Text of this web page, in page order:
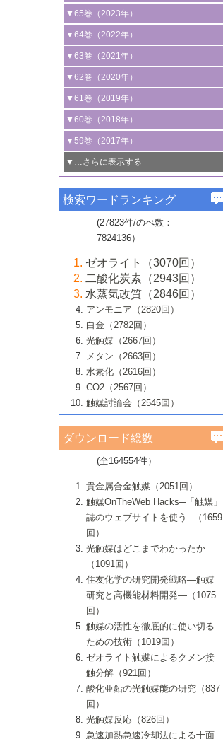
触媒開発
3号 有機分子変換やCO 資源化のための
光触媒に関する最近の研究
B号 第137回触媒討論会（2026年）
ーンケミカル製造
2号 水素製造のための水分解技術に関す
る最近の研究
3号 オレフィン系樹脂の精密合成に関す
る最新技術
4号 アルコール類の効率的変換を実現す
る非貴金属触媒の研究動向
5号 ゼオライトの合成と応用における研
究動向
6号 ヘテロ接合界面
B号 第135回触媒討論会（2025年）
1号 低次元ナノ構造を有する触媒材料
2号 規制反応場を活用した固体触媒研究
の新展開
3号 未踏分子変換を目指した酸化触媒プ
ロセスの最前線
4号 シンクロトロン放射光および中性子
線を利用した触媒解析技術の最先端
5号 単原子触媒
6号 参照触媒委員会からのお知らせ
B号 第133回触媒討論会（2023年）
▼65巻（2023年）
1号 炭素が関わる触媒機能
2号 プラスチックケミカルリサイクルの
ための触媒技術
3号 非酸化物系金属化合物を基盤とした
触媒材料の開発
4号 格子酸素・格子酸素欠陥を利用した
触媒反応
5号 生体触媒によるエネルギー変換反応
6号 窒素とリンの循環のための触媒・機
能性材料
▼64巻（2022年）
1号 合成ガス製造とCOを用いるケミカル
ズ合成の最新動向
2号 化学品合成のための合金触媒開発
3号 CO の排出削減および有効活用のた
めの触媒技術
4号 若手による情報発信企画～とびたて
若き触媒の研究者たち～（1）
若き触媒の研究者たち～（2）
6号 石油のノーブル・ユースを志向した
触媒技術
大学：オンライン・対面開催）
▼63巻（2021年）
1号 金触媒の新展開
2号 ペロブスカイト
3号 特殊反応場を利用した触媒的分子変
換反応
4号 多孔質材料を用いた触媒の新展開
5号 情報学的手法を用いた触媒開発
6号 カーボンニュートラルに向けた電解
技術
B号 第127回触媒討論会（2021年・オン
ライン開催(Zoom)のみ）
▼62巻（2020年）
1号 触媒設計を拓く欠陥構造のキャラク
タリゼーション
2号 機能化学品製造に資するクリーンな
触媒的酸化反応
3号 水処理のための触媒化学
4号 光触媒を用いた水分解の最新の研究
動向
5号 次世代の触媒プロセスを支えるマイ
6号 メタン転換技術の最新動向
B号 第125回触媒討論会（2020年・工学
院大学）
▼61巻（2019年）
1号 物質移動制御に着目した触媒プロセ
ス開発
2号 CO2 フリー水素サプライチェーンに
関わる触媒開発動向
3号 精密高分子合成に関する最近の研究
動向
4号 バイオマス化成品製造のための触媒
5号 固体触媒による含窒素有機化合物変
換の最前線
6号 貴金属使用量低減に向けた自動車排
ガス浄化触媒の開発
B号 第123回触媒討論会（2019年・大阪
▼60巻（2018年）
1号 固体酸触媒の最新の研究動向
2号 二酸化炭素からの有用化学品合成
3号 ナノ粒子・クラスター触媒の最前線
4号 60周年記念企画
5号 進化するゼオライト合成技術
6号 非貴金属系触媒における電気化学的
B号 第121回触媒討論会（2018年・東京
大学）
▼59巻（2017年）
1号 いたるところに，触媒
最先端技術
3号 無機分離膜材料の開発と触媒反応プ
ロセスへの適用
5号 水素のふるまいを解き明かす最先端
研究
6号 低級アルカンの有効利用のための触
媒技術
B号 第119回触媒討論会（2017年・首都
大学東京）
▼…さらに表示する
1号 ユニークな構造の高分子を生み出す触
2号 リグニンからの化成品製造に向けた触
媒技術
3号 触媒研究の最先端～とびたて若き研究
者たち～（1）
4号 触媒研究の最先端～とびたて若き研究
者たち～（2）
5号 触媒研究の最先端～とびたて若き研究
者たち～（3）
6号 イオニクス材料と燃料電池・電解合成
の最新の研究動向
B号 第117回触媒討論会（2016年・大阪府
立大学）
▼57巻（2015年）
1号 水素キャリアにかかわる触媒技術の新
2号 石油精製用触媒の最近の進展
3号 固体酸化物形燃料電池（SOFC）におけ
るアノード触媒上での燃料直接改質技術
4号 コアシェル構造の制御による触媒機能
5号 工業触媒およびその周辺技術の最近の
進歩
6号 ナノシート
B号 第115回触媒討論会（2015年・成蹊大
▼56巻（2014年）
2号 光触媒反応機構に関する最新の研究動
向
開発動向
4号 人工光合成に向けた近年のアプローチ
5号 未利用熱エネルギーの有効活用に貢献
する触媒技術
6号 ポリオキソメタレート
B号 第113回触媒討論会（2014年・ロワジ
ールホテル豊橋）
1号 高耐久性燃料電池システム用触媒にお
ける新展開
2号 リビングラジカル重合の最近の動向
3号 天然ガスの化学工業的展開に関する触
媒技術
4号 貴金属触媒の精密構造制御とその活用
5号 バイオマス化成品製造のための固体触
6号 ナノ空間─吸着状態解析から新機能開拓
B号 第111回触媒討論会（2013年・関西大
▼54巻（2012年）
1号 規則性多孔体の利用技術における最近
の進歩
2号 第109回触媒討論会
3号 貴金属低減技術の最新動向
4号 貴金属代替技術の最新動向
5号 光触媒による物質変換反応の新展開
6号 グラフェン
7号 水素を利用する化成品合成の新潮流
▼53巻（2011年）
1号 金属学から見る合金触媒の新展開
2号 第107回触媒討論会
3号 触媒のその場観察法の進歩（１）
4号 触媒のその場観察法の進歩（２）
5号 不活性結合の触媒的活性化による有機
合成
6号 新しい固体酸触媒技術
7号 ゼオライト合成における最近の進歩
▼52巻（2010年）
1号 触媒の劣化対策と長寿命触媒開発
2号 第105回触媒討論会
3号 ナノ構造が拓く新機能
4号 活性サイトおよびその環境の精密な設
計による触媒の高機能化
5号 触媒を有効に使うための技術
7号 有機分子触媒による精密有機合成
8号 高機能化ポリオレフィンに向けた重合
触媒の最近の進展
1号 炭素材料－熱い注目を集める材料－
2号 第103回触媒討論会
3号 環境浄化用光触媒の現状と課題
4号 水素社会の実現に向けた水素製造・貯
蔵技術の進歩
5号 CO2が関わる触媒・材料
7号 持続可能社会実現のための触媒および
触媒関連技術
▼50巻（2008年）
1号 触媒化学と学会のこの10年，半世紀，
そして未来
2号 第101回触媒討論会
4号 錯体を利用したユニークな表面構造の
構築と機能
5号 若手会員による触媒研究の未来展望1：
企業編
6号 第102回触媒討論会
7号 触媒・化学反応における計算化学の進
8号 若手研究者による触媒研究の未来展望
2：大学・研究所編
▼49巻（2007年）
1号 含フッ素化合物の合成と触媒
2号 第99回触媒討論会
3号 実用的ファインケミカル合成プロセス
を実現する触媒
5号 こんな物質，あんな物質―新たな触媒
の可能性―
7号 『結晶の化学』を活かした触媒研究
8号 イオン液体の応用
▼48巻（2006年）
1号 固体酸触媒の最近の進歩
2号 第97回触媒討論会
3号 リビング重合触媒の最近の展開
5号 水素製造・貯蔵のための触媒技術の新
しい展開
6号 第98回触媒討論会
7号 基礎化学品製造の触媒技術
8号 多機能型リアクター
1号 最近の触媒担体とその効果
2号 第95回触媒討論会
4号 水分解用光触媒材料
5号 時間分解分光の進歩と応用
6号 第96回触媒討論会
8号 超臨界流体を用いた化学プロセスの新
▼46巻（2004年）
1号 部分酸化反応触媒の最前線
2号 第93回触媒討論会
3号 特殊エネルギー場の触媒反応
4号 生体内における金属の触媒作用
5号 ファインケミカルズの展開に寄与する
6号 第94回触媒討論会
7号 サブナノレベルでみた新しい表面現象
8号 オレフィン重合触媒の新たな展
▼45巻（2003年）
1号 なぜこの触媒が良いのか？
2号 第91回触媒討論会
3号 最近の自動車排ガス処理技術
4号 触媒研究の現状と将来─第90回触媒討論
5号 基礎化学品製造の触媒技術
6号 第92回触媒討論会
7号 基礎化学品製造の触媒技術
8号 資源の循環と触媒技術
▼44巻（2002年）
1号 高次制御された触媒の化学
2号 第89回触媒討論会
3号 触媒を利用した電気化学の新展開
4号 ナノ材料の調製と機能化
5号 こんな触媒が欲しい
6号 第90回触媒討論会
7号 触媒研究と学術雑誌/情報
8号 若い世代からみた触媒化学の現状と未
▼43巻（2001年）
1号 グリーンケミストリーと触媒
2号 第87回触媒討論会特集号
3号 生体触媒とバイオプロセス
4号 水素製造・利用の触媒化学
5号 触媒研究における新しい切り口：コン
ビナトリアルケミストリー
6号 第88回触媒討論会特集号
7号 企業における触媒研究のブレークスル
8号 この材料を触媒として使ってみません
▼42巻（2000年）
1号 触媒反応工学の明日を拓く
2号 第85回触媒討論会
3号 反応ダイナミクス
5号 触媒のおもしろさをどのように伝える
6号 第86回触媒討論会
7号 水素化精製触媒の新しい展開
8号 新しい反応性と機能性を目指した金属
クラスタ-化学
▼41巻（1999年）
1号 孔、穴、あな?-特異な空間とその利用-
2号 第83回触媒討論会
3号 均一系触媒反応最前線
4号 実用炭素材料の新展開
5号 研究の方法論を考える
7号 機能性金属材料と触媒
8号 触媒研究へのNMRの応用と展望
▼40巻（1998年）
進展と21世紀への提言/創立40周年記念・触
媒学会この10年の歩みとこれから/創立40周
2号 第81回触媒討論会
3号 計算機触媒化学へのさそい
4号 触媒劣化の制御と予測
5号 最新の実用プロセスと触媒
6号 第82回触媒討論会
1号 均一系と不均一系触媒反応-その特徴と
接点
2号 第79回触媒討論会
3号 最新NO除去触媒の実用化研究
4号 新しい反応場を目指した触媒調製
5号 反応・分離技術の新しい展開
6号 第80回触媒討論会
▼38巻（1996年）
1号 触媒の構造と触媒作用/C1化学を中心と
する21世紀への触媒
3号 オリンピックメダル:金・銀・銅はどん
な触媒作用を示すか
4号 触媒作用における機能の複合化
▼37巻（1995年）
1号 ファインケミカルズと固体触媒
2号 第75回触媒討論会
3号 希土類を利用した触媒
4号 触媒とリサイクル
5号 エネルギー変換触媒
▼36巻（1994年）
1号 電気化学と触媒
2号 第73回触媒討論会
3号 C4化学の展開
4号 《通常号》
▼35巻（1993年）
1号 工業触媒開発マニュアル―探索から工
業化まで
2号 第71回触媒討論会
▼34巻（1992年）
1号 インパクトを与えたこの研究
2号 第69回触媒討論会
▼33巻（1991年）
1号 触媒プロセス開発マニュアル―探索か
▼32巻（1990年）
検索ワードランキング
(27823件/のべ数：
7824136）
ゼオライト（3070回）
二酸化炭素（2943回）
水蒸気改質（2846回）
アンモニア（2820回）
白金（2782回）
光触媒（2667回）
メタン（2663回）
水素化（2616回）
CO2（2567回）
触媒討論会（2545回）
ダウンロード総数
(全164554件）
貴金属合金触媒（2051回）
触媒OnTheWeb Hacks─「触媒」
誌のウェブサイトを使う─（1659
回）
光触媒はどこまでわかったか
（1091回）
住友化学の研究開発戦略―触媒
研究と高機能材料開発―（1075
回）
触媒の活性を徹底的に使い切る
ための技術（1019回）
ゼオライト触媒によるクメン接
触分解（921回）
酸化亜鉛の光触媒能の研究（837
回）
光触媒反応（826回）
急速加熱急速冷却法による十面